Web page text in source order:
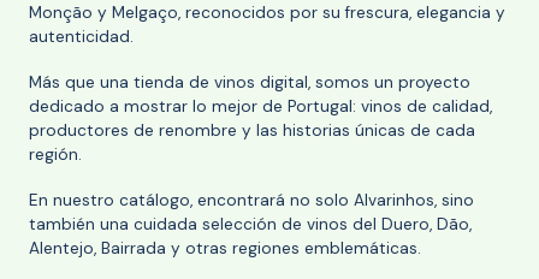
Monção y Melgaço, reconocidos por su frescura, elegancia y
autenticidad.
Más que una tienda de vinos digital, somos un proyecto
dedicado a mostrar lo mejor de Portugal: vinos de calidad,
productores de renombre y las historias únicas de cada
región.
En nuestro catálogo, encontrará no solo Alvarinhos, sino
también una cuidada selección de vinos del Duero, Dão,
Alentejo, Bairrada y otras regiones emblemáticas.